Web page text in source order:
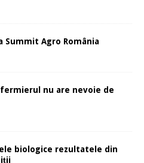
Summit Agro România
nu are nevoie de
biologice rezultatele din